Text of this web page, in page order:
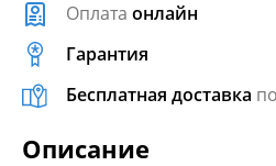
Оплата онлайн
Гарантия
Бесплатная доставка
Описание